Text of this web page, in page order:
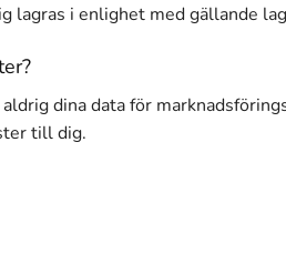
lagras i enlighet med gällande
dina data för
till dig.